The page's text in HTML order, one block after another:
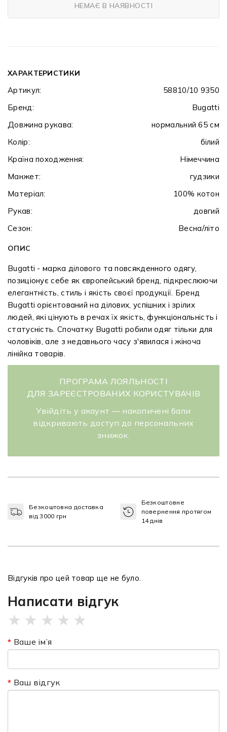
НЕМАЄ В НАЯВНОСТІ
ХАРАКТЕРИСТИКИ
Артикул:
58810/10 9350
Бренд:
Bugatti
Довжина рукава:
нормальний 65 см
Колір:
білий
Країна походження:
Німеччина
Манжет:
гудзики
Матеріал:
100% котон
Рукав:
довгий
Сезон:
Весна/літо
ОПИС
Bugatti - марка ділового та повсякденного одягу,
позиціонує себе як європейський бренд, підкреслюючи
елегантність, стиль і якість своєї продукції. Бренд
Bugatti орієнтований на ділових, успішних і зрілих
людей, які цінують в речах їх якість, функціональність і
статусність. Спочатку Bugatti робили одяг тільки для
чоловіків, але з недавнього часу з'явилася і жіноча
лінійка товарів.
ПРОГРАМА ЛОЯЛЬНОСТІ
ДЛЯ ЗАРЕЄСТРОВАНИХ КОРИСТУВАЧІВ
Увійдіть у акаунт — накопичені бали
відкривають доступ до персональних
знижок.
Безкоштовна доставка
від 3000 грн
Безкоштовне
повернення протягом
14 днів
Відгуків про цей товар ще не було.
Написати відгук
★ ★ ★ ★ ★
Ваше ім’я
Ваш відгук